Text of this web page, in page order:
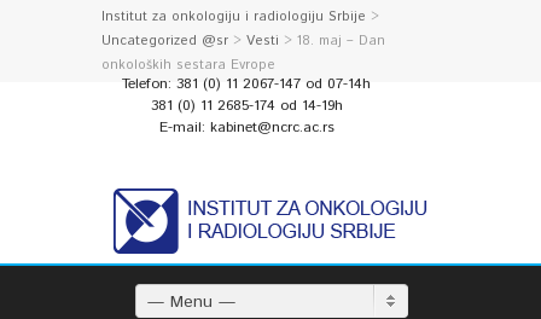
Institut za onkologiju i radiologiju Srbije >
Uncategorized @sr > Vesti > 18. maj – Dan
onkoloških sestara Evrope
Telefon: 381 (0) 11 2067-147 od 07-14h
381 (0) 11 2685-174 od 14-19h
E-mail: kabinet@ncrc.ac.rs
— Menu —